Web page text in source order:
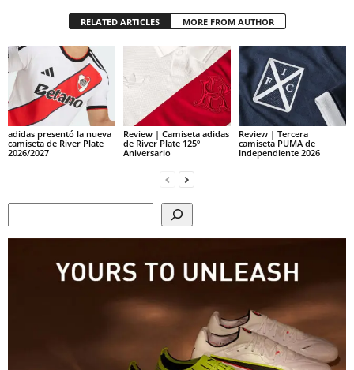
RELATED ARTICLES MORE FROM AUTHOR
adidas presentó la nueva
camiseta de River Plate
2026/2027
Review | Camiseta adidas
de River Plate 125º
Aniversario
Review | Tercera
camiseta PUMA de
Independiente 2026